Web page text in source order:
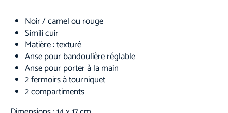
Noir / camel ou rouge
Simili cuir
Matière : texturé
Anse pour bandoulière réglable
Anse pour porter à la main
2 fermoirs à tourniquet
2 compartiments